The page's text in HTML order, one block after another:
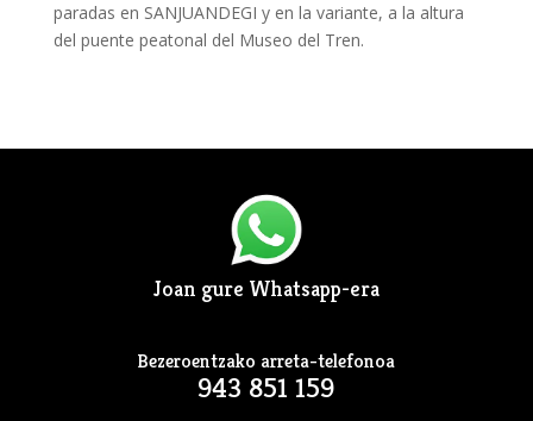
paradas en SANJUANDEGI y en la variante, a la altura
del puente peatonal del Museo del Tren.
Joan gure Whatsapp-era
Bezeroentzako arreta-telefonoa
943 851 159